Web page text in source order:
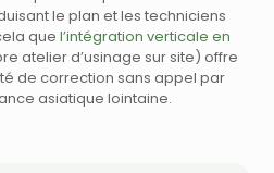
le plan et les techniciens
que l’intégration verticale en
atelier d’usinage sur site) offre
de correction sans appel par
asiatique lointaine.